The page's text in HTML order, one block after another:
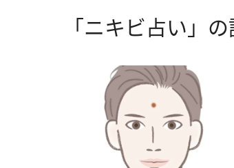
「ニキビ占い」